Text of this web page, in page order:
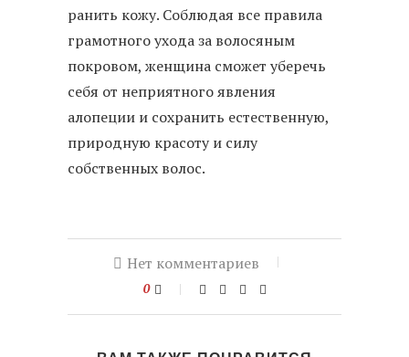
ранить кожу. Соблюдая все правила
грамотного ухода за волосяным
покровом, женщина сможет уберечь
себя от неприятного явления
алопеции и сохранить естественную,
природную красоту и силу
собственных волос.
Нет комментариев
0